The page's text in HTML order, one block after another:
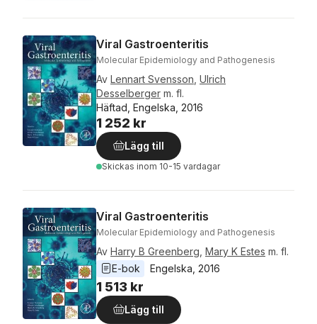
Viral Gastroenteritis
Molecular Epidemiology and Pathogenesis
Av Lennart Svensson Ulrich
Desselberger m. fl.
Häftad, Engelska, 2016
1 252 kr
Lägg till
Skickas inom 10-15 vardagar
Viral Gastroenteritis
Molecular Epidemiology and Pathogenesis
Av Harry B Greenberg Mary K Estes m. fl.
E-bok
Engelska 2016
1 513 kr
Lägg till